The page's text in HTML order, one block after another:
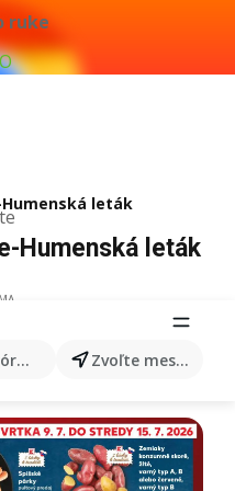
ruke
produkty... Zvoľte mesto
leták
Humenská leták